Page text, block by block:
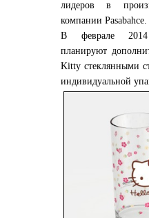
лидеров в
компании Pasabahce.
В феврале
планируют
Kitty стеклянными
индивидуальной